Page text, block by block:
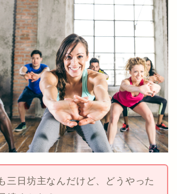
三日坊主なんだけど、どうやった